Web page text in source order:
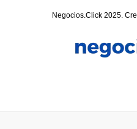
Negocios.Click 2025.